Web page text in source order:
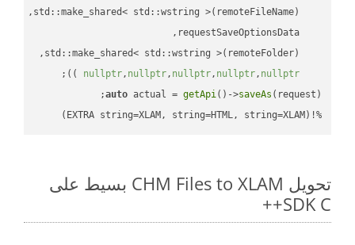
nullptr, nullptr, nullptr, nullptr, nullptr
))
;
auto actual = getApi()->saveAs
%!(EXTRA string=XLAM, string=HTML, string=XLAM)
تحويل CHM Files to XLAM بسيط على
SDK C++